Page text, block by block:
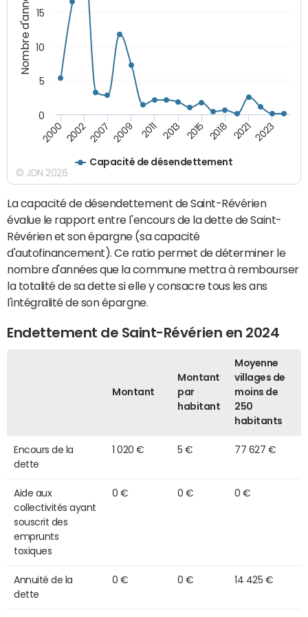
Nombre d'années
Capacité de désendettement
2000 20022007 2009 2011 2013 2015 2018 2021 2023
0
5
10
15
© JDN 2026
La capacité de désendettement de Saint-Révérien
évalue le rapport entre l'encours de la dette de Saint-
Révérien et son épargne (sa capacité
d'autofinancement). Ce ratio permet de déterminer le
nombre d'années que la commune mettra à rembourser
la totalité de sa dette si elle y consacre tous les ans
l'intégralité de son épargne.
Endettement de Saint-Révérien en 2024
Montant
Montant
par
habitant
Moyenne
villages de
moins de
250
habitants
Encours de la
dette
1 020 € 5 € 77 627 €
Aide aux
collectivités ayant
souscrit des
emprunts
toxiques
0 € 0 € 0 €
Annuité de la
dette
0 € 0 € 14 425 €